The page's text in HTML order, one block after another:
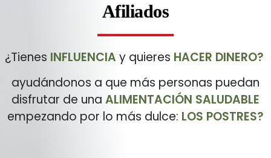
Afiliados
¿Tienes INFLUENCIA y quieres HACER DINERO?
ayudándonos a que más personas puedan
disfrutar de una ALIMENTACIÓN SALUDABLE
empezando por lo más dulce: LOS POSTRES?